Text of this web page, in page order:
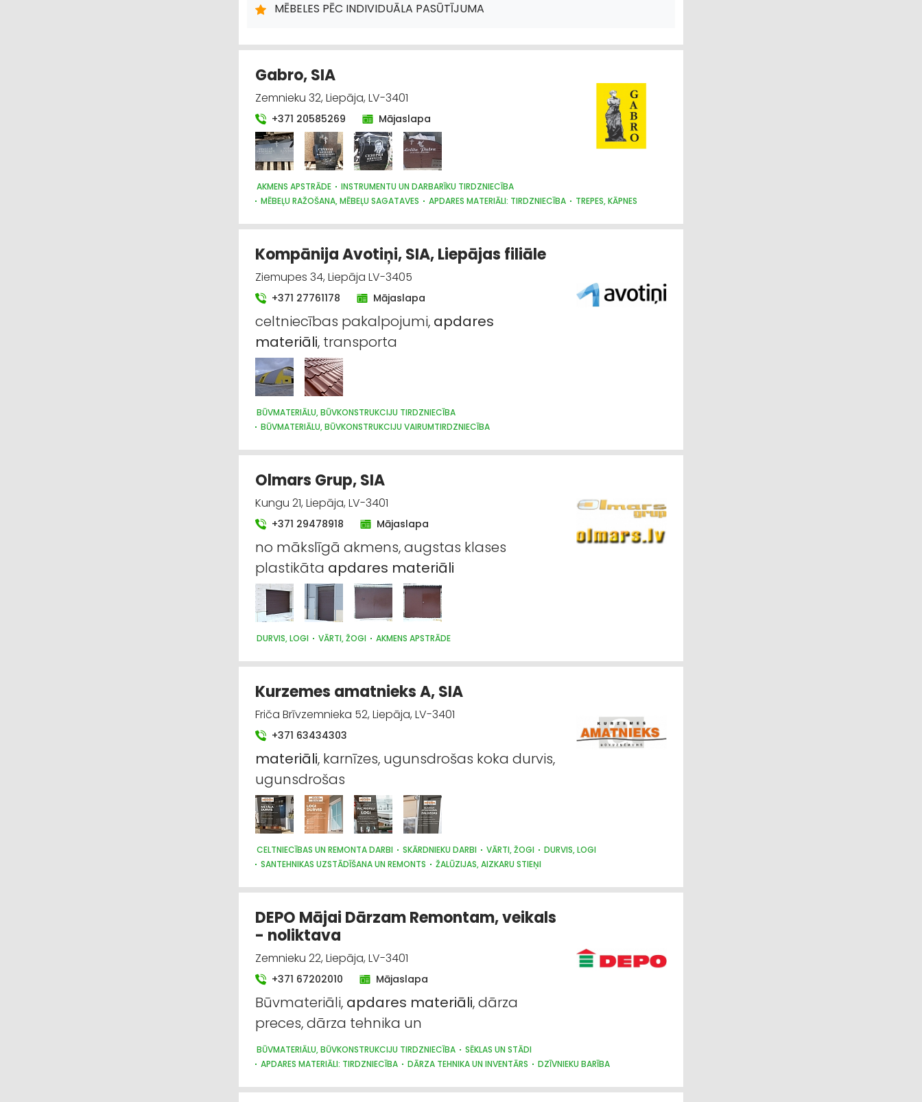
MĒBELES PĒC INDIVIDUĀLA PASŪTĪJUMA
Gabro, SIA
Zemnieku 32, Liepāja, LV-3401
+371 20585269 Mājaslapa
AKMENS APSTRĀDE
INSTRUMENTU UN DARBARĪKU TIRDZNIECĪBA
MĒBEĻU RAŽOŠANA, MĒBEĻU SAGATAVES
APDARES MATERIĀLI: TIRDZNIECĪBA
TREPES, KĀPNES
KAPSĒTAS UN KAPU KOPŠANA
Kompānija Avotiņi, SIA, Liepājas filiāle
Ziemupes 34, Liepāja LV-3405
+371 27761178 Mājaslapa
celtniecības pakalpojumi, apdares
materiāli, transporta
BŪVMATERIĀLU, BŪVKONSTRUKCIJU TIRDZNIECĪBA
BŪVMATERIĀLU, BŪVKONSTRUKCIJU VAIRUMTIRDZNIECĪBA
DURVIS, LOGI
METĀLA TIRDZNIECĪBA METĀLAPSTRĀDE
VĀRTI, ŽOGI
Olmars Grup, SIA
Kungu 21, Liepāja, LV-3401
+371 29478918 Mājaslapa
no mākslīgā akmens, augstas klases
plastikāta apdares materiāli
DURVIS, LOGI VĀRTI, ŽOGI AKMENS APSTRĀDE
Kurzemes amatnieks A, SIA
Friča Brīvzemnieka 52, Liepāja, LV-3401
+371 63434303
materiāli, karnīzes, ugunsdrošas koka durvis,
ugunsdrošas
CELTNIECĪBAS UN REMONTA DARBI SKĀRDNIEKU DARBI VĀRTI, ŽOGI
DURVIS, LOGI
SANTEHNIKAS UZSTĀDĪŠANA UN REMONTS
ŽALŪZIJAS, AIZKARU STIEŅI
DEPO Mājai Dārzam Remontam, veikals
- noliktava
Zemnieku 22, Liepāja, LV-3401
+371 67202010 Mājaslapa
Būvmateriāli, apdares materiāli, dārza
preces, dārza tehnika un
BŪVMATERIĀLU, BŪVKONSTRUKCIJU TIRDZNIECĪBA
SĒKLAS UN STĀDI
APDARES MATERIĀLI: TIRDZNIECĪBA
DĀRZA TEHNIKA UN INVENTĀRS
DZĪVNIEKU BARĪBA